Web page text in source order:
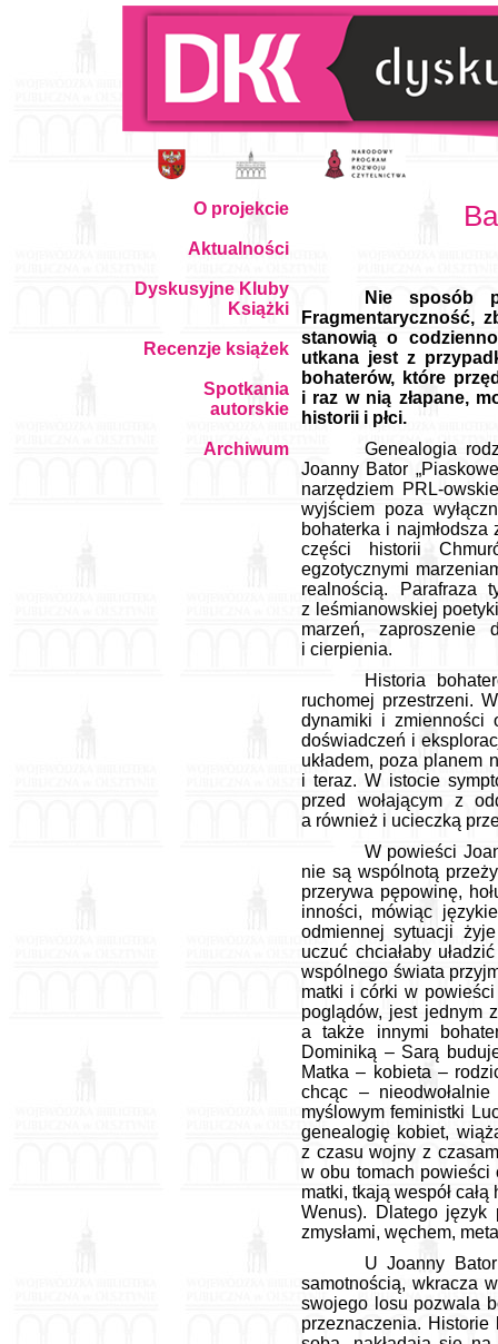
O projekcie
Aktualności
Dyskusyjne Kluby
Książki
Recenzje książek
Spotkania
autorskie
Archiwum
Nie sposób
Fragmentaryczność,
stanowią o
utkana jest z
bohaterów, które
i raz w nią złapane,
historii i płci.
Genealogia
Joanny Bator
narzędziem PRL-
wyjściem poza
bohaterka i
części historii
egzotycznymi
realnością. Parafraza
z leśmianowskiej
marzeń, zaproszenie
i cierpienia.
Historia
ruchomej przestrzeni.
dynamiki i zmienności
doświadczeń i
układem, poza planem
i teraz. W istocie
przed wołającym z
a również i ucieczką
W powieści
nie są wspólnotą
przerywa pępowinę,
inności, mówiąc
odmiennej sytuacji
uczuć chciałaby
wspólnego świata
matki i córki w
poglądów, jest jednym
a także innymi
Dominiką – Sarą
Matka – kobieta –
chcąc –
myślowym feministki
genealogię kobiet,
z czasu wojny z
w obu tomach powieści
matki, tkają wespół
Wenus). Dlatego język
zmysłami, węchem,
U Joanny
samotnością, wkracza
swojego losu pozwala
przeznaczenia.